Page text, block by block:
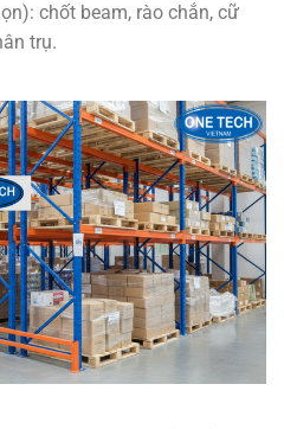
chốt beam, rào chắn, cữ
trụ.